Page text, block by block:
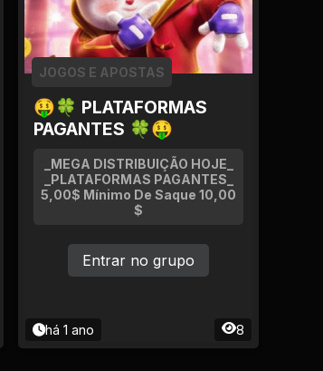
🤑🍀 PLATAFORMAS
PAGANTES 🍀🤑
JOGOS E APOSTAS
_MEGA DISTRIBUIÇÃO HOJE_
_PLATAFORMAS PAGANTES_
5,00$ Mínimo De Saque 10,00
$
há 1 ano 8
Entrar no grupo